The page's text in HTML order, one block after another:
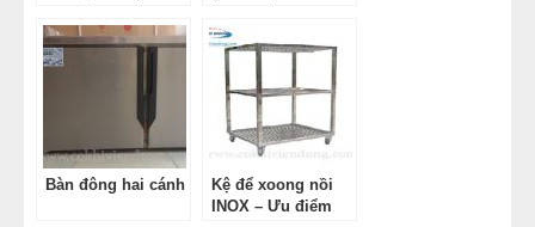
thống ?
Bàn đông hai cánh
Kệ để xoong nồi
INOX – Ưu điểm